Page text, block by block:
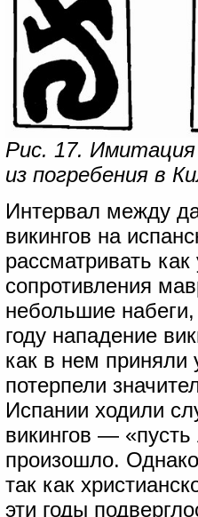
Рис. 17. Имитация
из погребения в
Интервал между
викингов на
рассматривать
сопротивления
небольшие
году нападение
как в нем приняли
потерпели
Испании ходили
викингов —
произошло.
так как
эти годы